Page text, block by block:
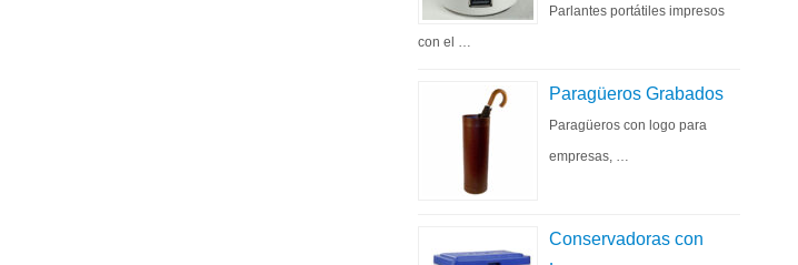
Parlantes portátiles impresos
con el …
Paragüeros Grabados
Paragüeros con logo para
empresas, …
Conservadoras con